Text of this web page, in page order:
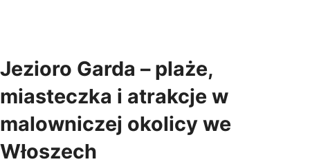
Jezioro Garda – plaże,
miasteczka i atrakcje w
malowniczej okolicy we
Włoszech